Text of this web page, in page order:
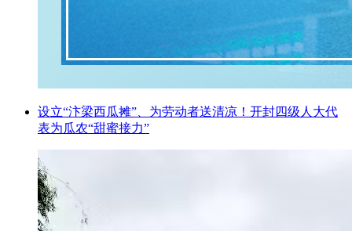
设立“汴梁西瓜摊”、为劳动者送清凉！开封四级人大代
表为瓜农“甜蜜接力”